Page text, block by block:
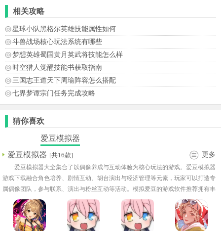
相关攻略
星球小队黑格尔英雄技能属性如何
斗兽战场核心玩法系统有哪些
梦想英雄蜀国黄月英武将技能怎么样
时空猎人觉醒技能书获取指南
三国志王道天下周瑜阵容怎么搭配
七界梦谭宗门任务完成攻略
猜你喜欢
爱豆模拟器
爱豆模拟器 [共16款] 更多
爱豆模拟器大全集合了以偶像养成与互动体验为核心玩法的游戏。爱豆模拟器
游戏下载融合角色培养、剧情互动、胡台演出与经济管理等元素，玩家可以打造专
属偶像团队，参与联系、演出与粉丝互动等活动。模拟爱豆的游戏软件推荐拥有丰
富换装系统，服装绚丽夺目。大部分游戏都拥有剧情系统，让玩家体验一路成长的
旅程。部分游戏更融合音乐节奏玩法，体验舞台演出的实感。